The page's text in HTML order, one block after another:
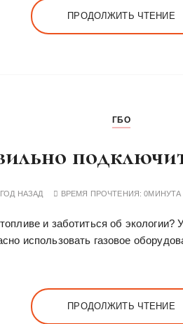
ПРОДОЛЖИТЬ ЧТЕНИЕ
ГБО
ГОД НАЗАД ВРЕМЯ ПРОЧТЕНИЯ:0МИНУТА
и заботиться об
использовать газовое
ПРОДОЛЖИТЬ ЧТЕНИЕ